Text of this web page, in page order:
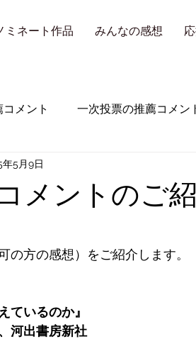
ミネート作品 みんなの感想
メント 一次投票の推薦コメン
メントのご
年5月9日
方の感想）をご紹介します。
ているのか』
河出書房新社